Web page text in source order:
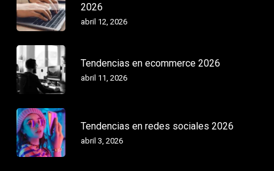
2026
abril 12, 2026
Tendencias en ecommerce 2026
abril 11, 2026
Tendencias en redes sociales 2026
abril 3, 2026